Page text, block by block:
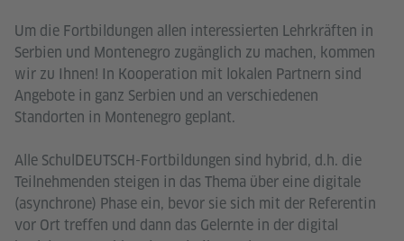
Um die Fortbildungen allen interessierten Lehrkräften in
Serbien und Montenegro zugänglich zu machen, kommen
wir zu Ihnen! In Kooperation mit lokalen Partnern sind
Angebote in ganz Serbien und an verschiedenen
Standorten in Montenegro geplant.
Alle SchulDEUTSCH-Fortbildungen sind hybrid, d.h. die
Teilnehmenden steigen in das Thema über eine digitale
(asynchrone) Phase ein, bevor sie sich mit der Referentin
vor Ort treffen und dann das Gelernte in der digital